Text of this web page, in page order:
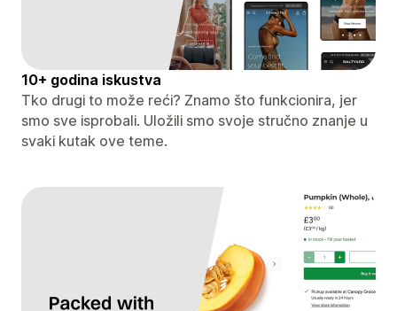
10+ godina iskustva
Tko drugi to može reći? Znamo što funkcionira, jer
smo sve isprobali. Uložili smo svoje stručno znanje u
svaki kutak ove teme.